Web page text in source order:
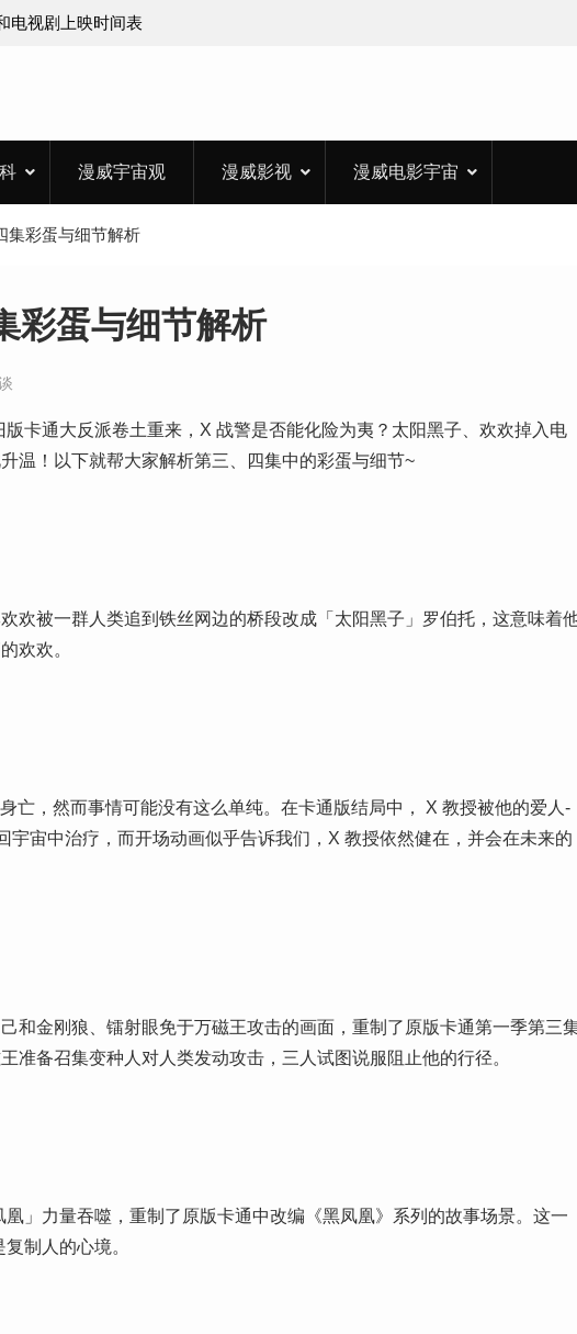
电视剧上映时间表
漫威宇宙观 漫威影视 漫威电影宇宙
集彩蛋与细节解析
彩蛋与细节解析
卡通大反派卷土重来，X 战警是否能化险为夷？太阳黑子、欢欢掉入电
温！以下就帮大家解析第三、四集中的彩蛋与细节~
欢被一群人类追到铁丝网边的桥段改成「太阳黑子」罗伯托，这意味着
欢欢。
亡，然而事情可能没有这么单纯。在卡通版结局中， X 教授被他的爱人-
宇宙中治疗，而开场动画似乎告诉我们，X 教授依然健在，并会在未来的
和金刚狼、镭射眼免于万磁王攻击的画面，重制了原版卡通第一季第三
准备召集变种人对人类发动攻击，三人试图说服阻止他的行径。
」力量吞噬，重制了原版卡通中改编《黑凤凰》系列的故事场景。这一
制人的心境。